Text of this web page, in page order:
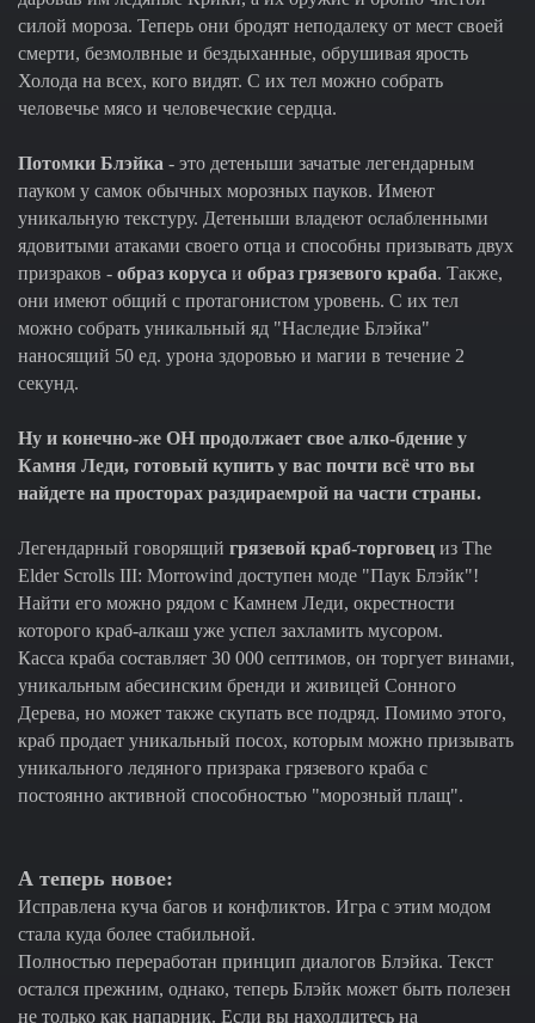
силой мороза. Теперь они бродят неподалеку от мест своей
смерти, безмолвные и бездыханные, обрушивая ярость
Холода на всех, кого видят. С их тел можно собрать
человечье мясо и человеческие сердца.
Потомки Блэйка - это детеныши зачатые легендарным
пауком у самок обычных морозных пауков. Имеют
уникальную текстуру. Детеныши владеют ослабленными
ядовитыми атаками своего отца и способны призывать двух
призраков - образ коруса и образ грязевого краба. Также,
они имеют общий с протагонистом уровень. С их тел
можно собрать уникальный яд "Наследие Блэйка"
наносящий 50 ед. урона здоровью и магии в течение 2
секунд.
Ну и конечно-же ОН продолжает свое алко-бдение у
Камня Леди, готовый купить у вас почти всё что вы
найдете на просторах раздираемрой на части страны.
Легендарный говорящий грязевой краб-торговец из The
Elder Scrolls III: Morrowind доступен моде "Паук Блэйк"!
Найти его можно рядом с Камнем Леди, окрестности
которого краб-алкаш уже успел захламить мусором.
Касса краба составляет 30 000 септимов, он торгует винами,
уникальным абесинским бренди и живицей Сонного
Дерева, но может также скупать все подряд. Помимо этого,
краб продает уникальный посох, которым можно призывать
уникального ледяного призрака грязевого краба с
постоянно активной способностью "морозный плащ".
А теперь новое:
Исправлена куча багов и конфликтов. Игра с этим модом
стала куда более стабильной.
Полностью переработан принцип диалогов Блэйка. Текст
остался прежним, однако, теперь Блэйк может быть полезен
не только как напарник. Если вы нахолдитесь на